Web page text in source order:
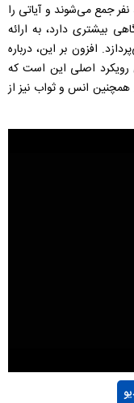
جمع می‌شوند و آیاتی را
بیشتری دارد، به ارائه
افزون‌ بر این، درباره
اصلی این است که
همچنین انس و ثواب نیز از